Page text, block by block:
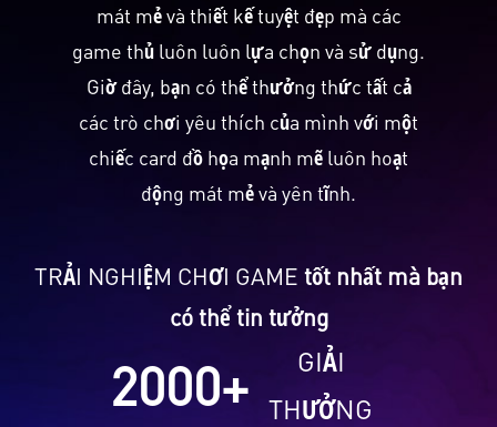
mát mẻ và thiết kế tuyệt đẹp mà các
game thủ luôn luôn lựa chọn và sử dụng.
Giờ đây, bạn có thể thưởng thức tất cả
các trò chơi yêu thích của mình với một
chiếc card đồ họa mạnh mẽ luôn hoạt
động mát mẻ và yên tĩnh.
TRẢI NGHIỆM CHƠI GAME tốt nhất mà bạn
có thể tin tưởng
2000+
GIẢI
THƯỞNG